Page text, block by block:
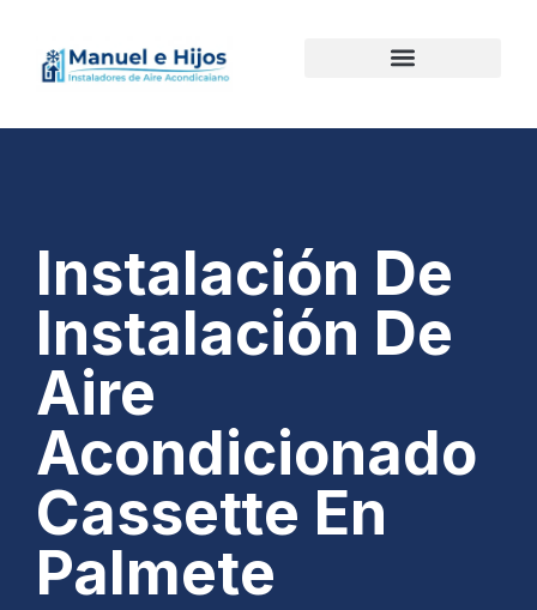
Instalación De
Instalación De
Aire
Acondicionado
Cassette En
Palmete